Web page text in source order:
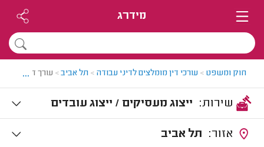
מידרג
חוק ומשפט > עורכי דין מומלצים לדיני עבודה > תל אביב> עורך דין
...
ייצוג מעסיקים / ייצוג עובדים
תל אביב